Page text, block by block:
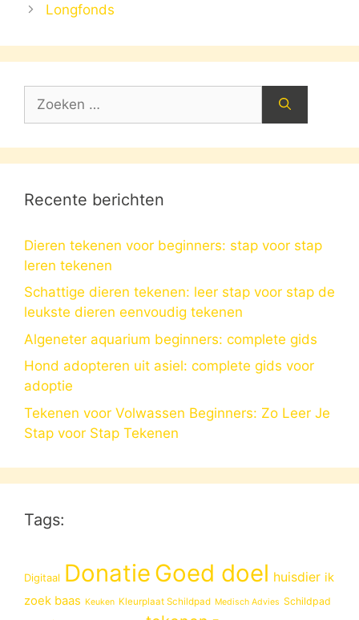
Longfonds
naar:
Recente berichten
Dieren tekenen voor beginners: stap voor stap
leren tekenen
Schattige dieren tekenen: leer stap voor stap de
leukste dieren eenvoudig tekenen
Algeneter aquarium beginners: complete gids
Hond adopteren uit asiel: complete gids voor
adoptie
Tekenen voor Volwassen Beginners: Zo Leer Je
Stap voor Stap Tekenen
Tags:
Digitaal Donatie Goed doel huisdier ik
zoek baas Keuken Kleurplaat Schildpad Medisch Advies Schildpad